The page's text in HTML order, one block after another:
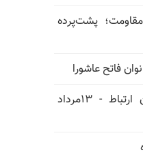
پشت‌پرده
فاتح عاشورا
پیام به نیروهای خواهان ارتباط - ۱۳مرداد